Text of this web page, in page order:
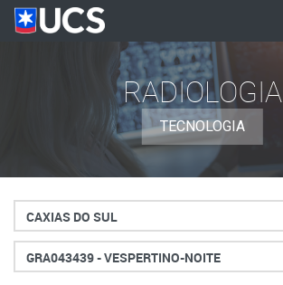
RADIOLOGIA
TECNOLOGIA
Cidade
Turno